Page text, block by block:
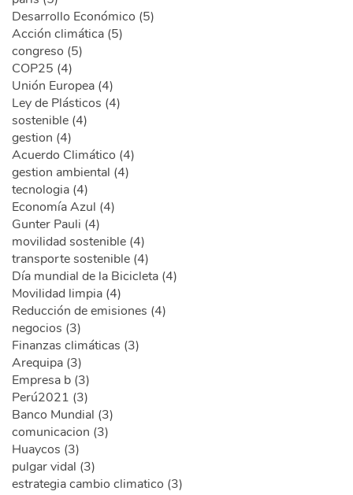
Desarrollo Económico (5)
Acción climática (5)
congreso (5)
COP25 (4)
Unión Europea (4)
Ley de Plásticos (4)
sostenible (4)
gestion (4)
Acuerdo Climático (4)
gestion ambiental (4)
tecnologia (4)
Economía Azul (4)
Gunter Pauli (4)
movilidad sostenible (4)
transporte sostenible (4)
Día mundial de la Bicicleta (4)
Movilidad limpia (4)
Reducción de emisiones (4)
negocios (3)
Finanzas climáticas (3)
Arequipa (3)
Empresa b (3)
Perú2021 (3)
Banco Mundial (3)
comunicacion (3)
Huaycos (3)
pulgar vidal (3)
estrategia cambio climatico (3)